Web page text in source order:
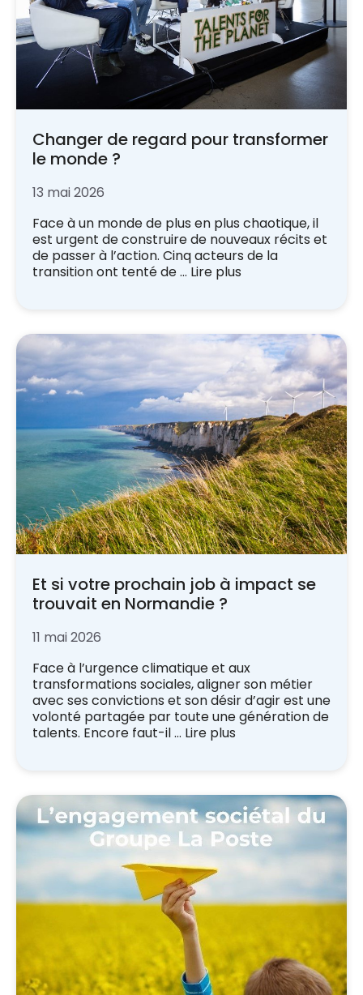
Changer de regard pour transformer
le monde ?
13 mai 2026
Face à un monde de plus en plus chaotique, il
est urgent de construire de nouveaux récits et
de passer à l’action. Cinq acteurs de la
transition ont tenté de … Lire plus
Et si votre prochain job à impact se
trouvait en Normandie ?
11 mai 2026
Face à l’urgence climatique et aux
transformations sociales, aligner son métier
avec ses convictions et son désir d’agir est une
volonté partagée par toute une génération de
talents. Encore faut-il … Lire plus